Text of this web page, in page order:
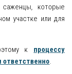
которые
участке или для
к процессу
ответственно.